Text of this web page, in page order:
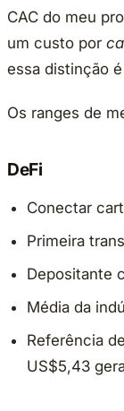
CAC do meu
um custo por
essa distinção
Os ranges de
DeFi
Conectar
Primeira
Depositante
Média da
Referência
US$5,43